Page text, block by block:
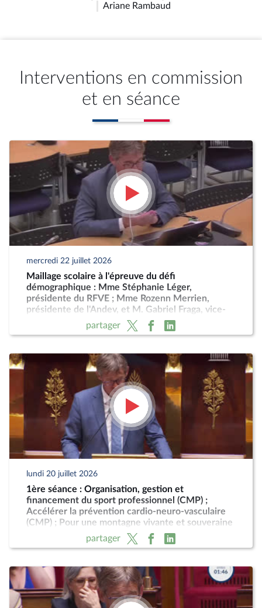
Ariane Rambaud
Interventions en commission
et en séance
mercredi 22 juillet 2026
Maillage scolaire à l'épreuve du défi
démographique : Mme Stéphanie Léger,
présidente du RFVE ; Mme Rozenn Merrien,
présidente de l'Andev, et M. Gabriel Fraga, vice-
partager
lundi 20 juillet 2026
1ère séance : Organisation, gestion et
financement du sport professionnel (CMP) ;
Accélérer la prévention cardio-neuro-vasculaire
(CMP) ; Pour une montagne vivante et souveraine
partager